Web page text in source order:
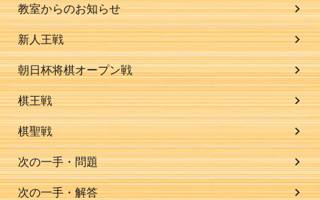
教室からのお知らせ
新人王戦
朝日杯将棋オープン戦
棋王戦
棋聖戦
次の一手・問題
次の一手・解答